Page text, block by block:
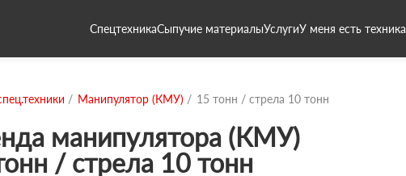
СпецтехникаСыпучие материалыУслугиУ меня есть техника
Манипулятор (КМУ) 15 тонн / стрела 10 тонн
манипулятора (КМУ)
/ стрела 10 тонн